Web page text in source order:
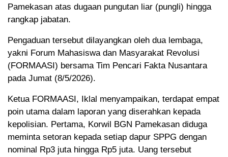
Pamekasan atas dugaan pungutan liar (pungli) hingga
rangkap jabatan.
Pengaduan tersebut dilayangkan oleh dua lembaga,
yakni Forum Mahasiswa dan Masyarakat Revolusi
(FORMAASI) bersama Tim Pencari Fakta Nusantara
pada Jumat (8/5/2026).
Ketua FORMAASI, Iklal menyampaikan, terdapat empat
poin utama dalam laporan yang diserahkan kepada
kepolisian. Pertama, Korwil BGN Pamekasan diduga
meminta setoran kepada setiap dapur SPPG dengan
nominal Rp3 juta hingga Rp5 juta. Uang tersebut